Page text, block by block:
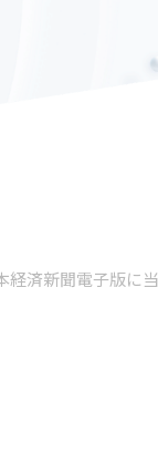
経済新聞電子版に